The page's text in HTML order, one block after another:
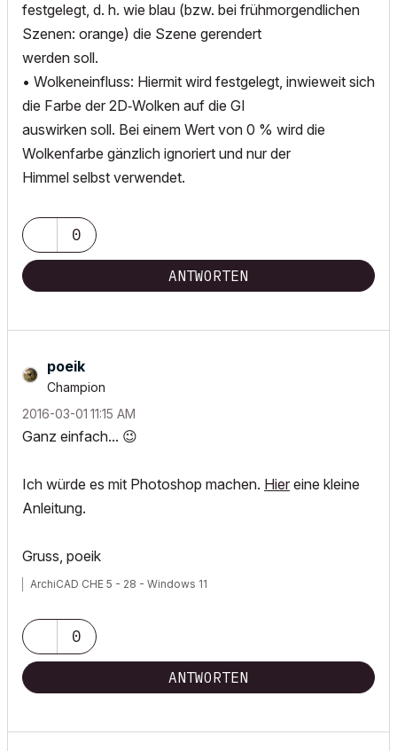
festgelegt, d. h. wie blau (bzw. bei frühmorgendlichen
Szenen: orange) die Szene gerendert
werden soll.
• Wolkeneinfluss: Hiermit wird festgelegt, inwieweit sich
die Farbe der 2D‐Wolken auf die GI
auswirken soll. Bei einem Wert von 0 % wird die
Wolkenfarbe gänzlich ignoriert und nur der
Himmel selbst verwendet.
0
ANTWORTEN
poeik
Champion
‎2016-03-01 11:15 AM
Ganz einfach... 😉
Ich würde es mit Photoshop machen. Hier eine kleine
Anleitung.
Gruss, poeik
ArchiCAD CHE 5 - 28 - Windows 11
0
ANTWORTEN